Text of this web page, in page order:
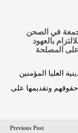
في الصحن
بالعهود
المصلحة
العليا المؤمنين
حقوقهم وتقديمها على
Previous Post